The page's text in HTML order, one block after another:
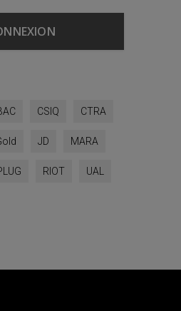
CSIQ CTRA
JD MARA
RIOT UAL